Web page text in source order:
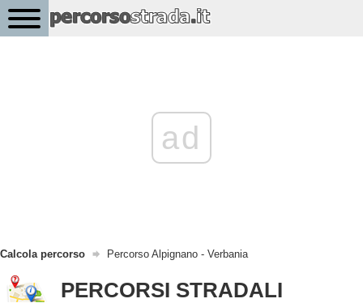
ad
Calcola percorso Percorso Alpignano - Verbania
PERCORSI STRADALI